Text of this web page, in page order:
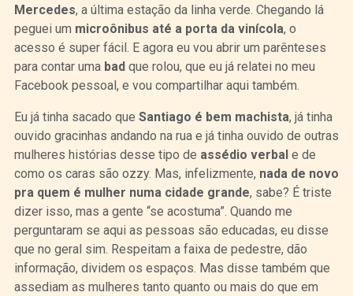
Mercedes, a última estação da linha verde. Chegando lá
peguei um microônibus até a porta da vinícola, o
acesso é super fácil. E agora eu vou abrir um parênteses
para contar uma bad que rolou, que eu já relatei no meu
Facebook pessoal, e vou compartilhar aqui também.
Eu já tinha sacado que Santiago é bem machista, já tinha
ouvido gracinhas andando na rua e já tinha ouvido de outras
mulheres histórias desse tipo de assédio verbal e de
como os caras são ozzy. Mas, infelizmente, nada de novo
pra quem é mulher numa cidade grande, sabe? É triste
dizer isso, mas a gente “se acostuma”. Quando me
perguntaram se aqui as pessoas são educadas, eu disse
que no geral sim. Respeitam a faixa de pedestre, dão
informação, dividem os espaços. Mas disse também que
assediam as mulheres tanto quanto ou mais do que em